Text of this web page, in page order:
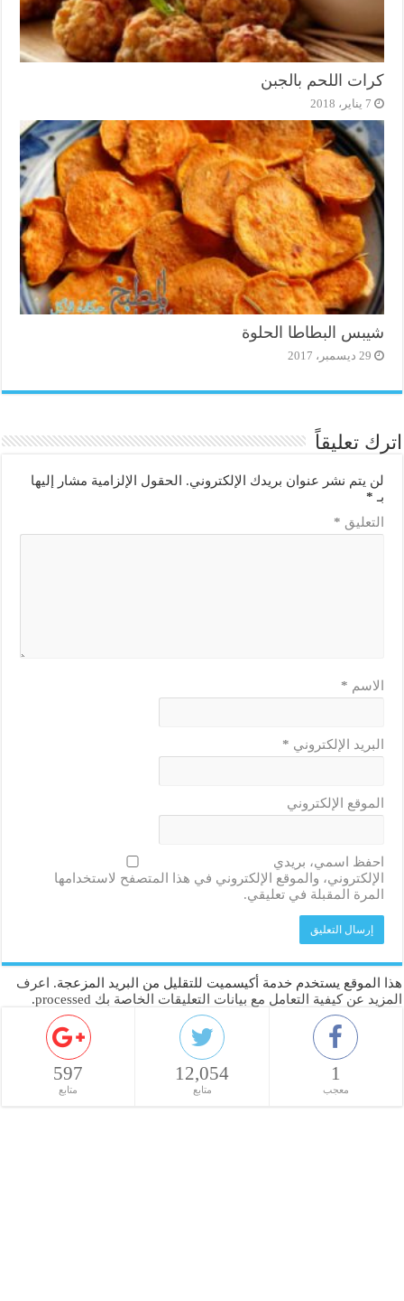
كرات اللحم بالجبن
7 يناير، 2018
شيبس البطاطا الحلوة
29 ديسمبر، 2017
اترك تعليقاً
لن يتم نشر عنوان بريدك الإلكتروني.
الحقول الإلزامية مشار إليها
بـ *
التعليق *
الاسم *
البريد الإلكتروني *
الموقع الإلكتروني
احفظ اسمي، بريدي
الإلكتروني، والموقع الإلكتروني في هذا المتصفح لاستخدامها
المرة المقبلة في تعليقي.
هذا الموقع يستخدم خدمة أكيسميت للتقليل من البريد المزعجة.
اعرف
المزيد عن كيفية التعامل مع بيانات التعليقات الخاصة بك processed
.
1
معجب
12,054
متابع
597
متابع